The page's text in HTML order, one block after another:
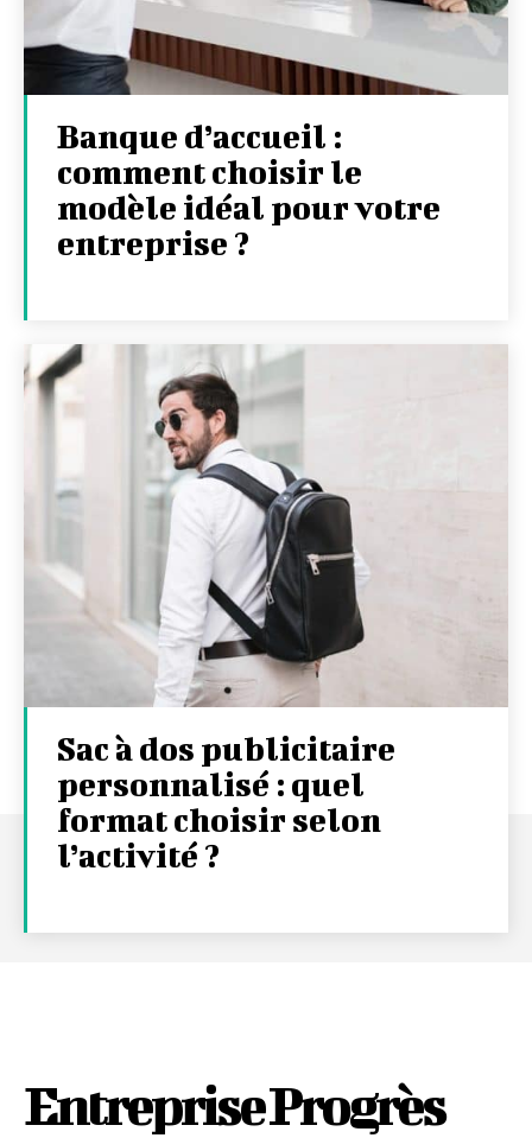
Banque d’accueil :
comment choisir le
modèle idéal pour votre
entreprise ?
Sac à dos publicitaire
personnalisé : quel
format choisir selon
l’activité ?
Entreprise Progrès